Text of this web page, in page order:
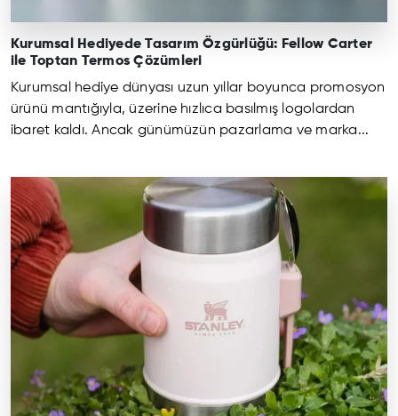
Kurumsal Hediyede Tasarım Özgürlüğü: Fellow Carter
ile Toptan Termos Çözümleri
Kurumsal hediye dünyası uzun yıllar boyunca promosyon
ürünü mantığıyla, üzerine hızlıca basılmış logolardan
ibaret kaldı. Ancak günümüzün pazarlama ve marka...